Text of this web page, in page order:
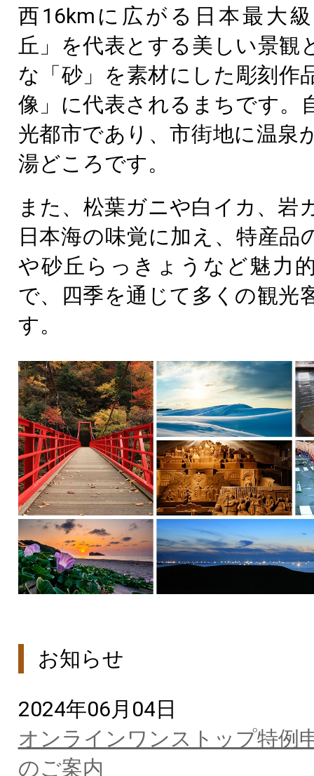
西16kmに広がる日本最大
丘」を代表とする美しい景観
な「砂」を素材にした彫刻作
像」に代表されるまちです。
光都市であり、市街地に温泉
湯どころです。
また、松葉ガニや白イカ、岩
日本海の味覚に加え、特産品
や砂丘らっきょうなど魅力
で、四季を通じて多くの観光
す。
お知らせ
2024年06月04日
オンラインワンストップ特例
のご案内